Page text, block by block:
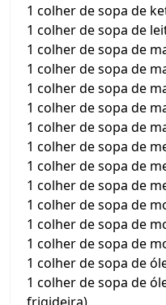
1 colher de sopa de
1 colher de sopa de
1 colher de sopa de
1 colher de sopa de
1 colher de sopa de
1 colher de sopa de
1 colher de sopa de
1 colher de sopa de
1 colher de sopa de
1 colher de sopa de
1 colher de sopa de
1 colher de sopa de
1 colher de sopa de
1 colher de sopa de
1 colher de sopa de